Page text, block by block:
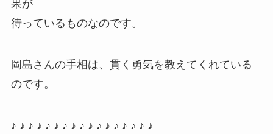
果が
待っているものなのです。
岡島さんの手相は、貫く勇気を教えてくれている
のです。
♪ ♪ ♪ ♪ ♪ ♪ ♪ ♪ ♪ ♪ ♪ ♪ ♪ ♪ ♪ ♪ ♪